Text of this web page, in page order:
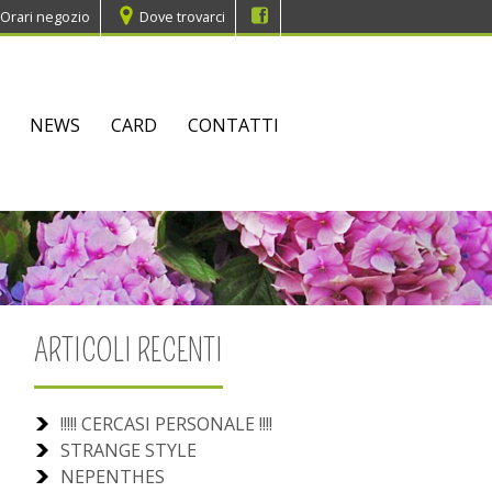
Orari negozio Dove trovarci
NEWS CARD CONTATTI
ARTICOLI RECENTI
!!!!! CERCASI PERSONALE !!!!
STRANGE STYLE
NEPENTHES